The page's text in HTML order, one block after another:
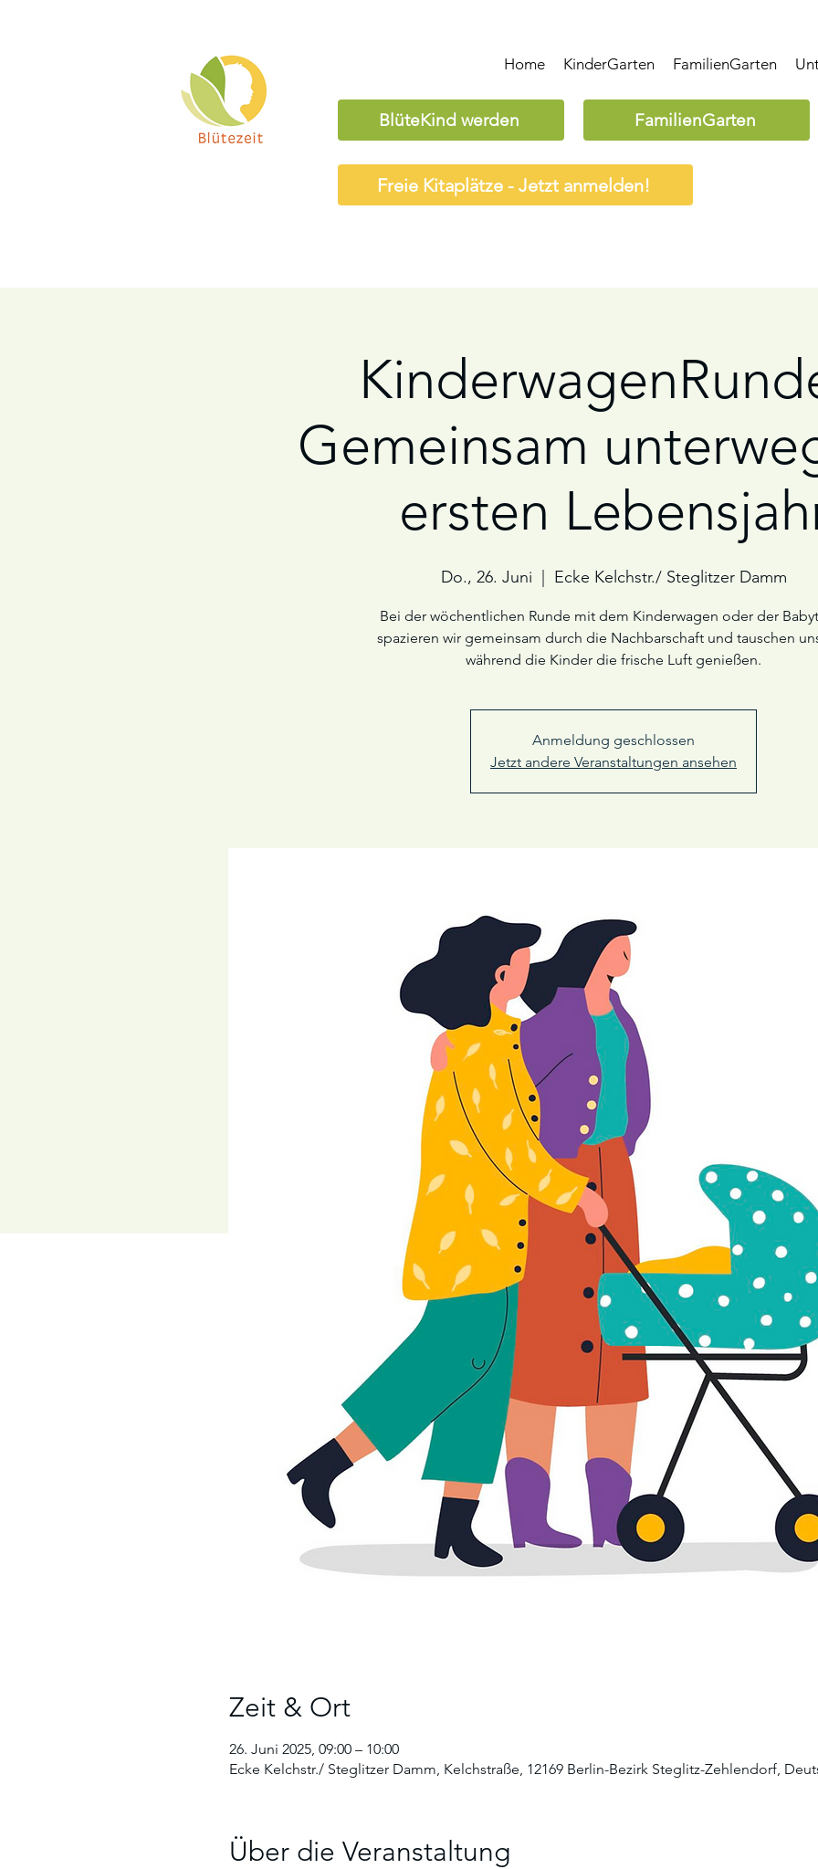
Home KinderGarten FamilienGarten
BlüteKind werden FamilienGarten
Freie Kitaplätze - Jetzt anmelden!
Gemeinsam
ersten
Do., 26. Juni Ecke Kelchstr./ Steglitzer Damm
Bei der wöchentlichen Runde mit dem Kinderwagen oder der
spazieren wir gemeinsam durch die Nachbarschaft und tauschen
während die Kinder die frische Luft genießen.
Anmeldung geschlossen
Jetzt andere Veranstaltungen ansehen
Zeit & Ort
26. Juni 2025, 09:00 – 10:00
Ecke Kelchstr./ Steglitzer Damm, Kelchstraße, 12169 Berlin-Bezirk Steglitz-Zehlendorf,
Über die Veranstaltung